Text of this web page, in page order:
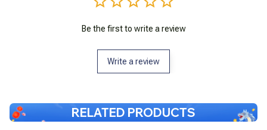
Be the first to write a review
Write a review
RELATED PRODUCTS